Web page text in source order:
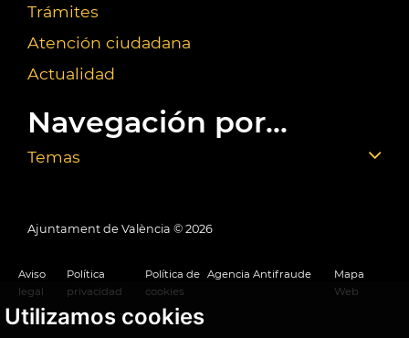
Utilizamos cookies
Trámites
Atención ciudadana
Actualidad
Navegación por...
Temas
Ajuntament de València © 2026
Aviso
legal
Política
privacidad
Política de
cookies
Agencia Antifraude
Mapa
Web